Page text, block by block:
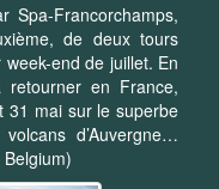
Spa-Francorchamps,
de deux tours
end de juillet. En
en France,
31 mai sur le superbe
d’Auvergne…